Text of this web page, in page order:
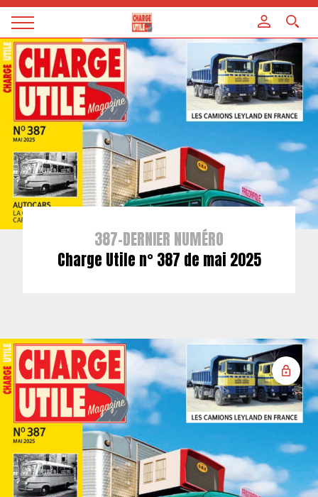
Magazine
Charge
utile
387-DERNIER NUMÉRO
Charge Utile n° 387 de mai 2025
Panneau de gestion des cookies